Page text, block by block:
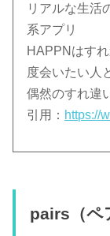
リアルな生活
系アプリ
HAPPNはす
度会いたい人
偶然のすれ違
引用： https://
pairs（ペ